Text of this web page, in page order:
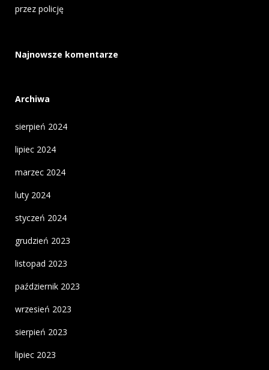
przez policję
Najnowsze komentarze
Archiwa
sierpień 2024
lipiec 2024
marzec 2024
luty 2024
styczeń 2024
grudzień 2023
listopad 2023
październik 2023
wrzesień 2023
sierpień 2023
lipiec 2023